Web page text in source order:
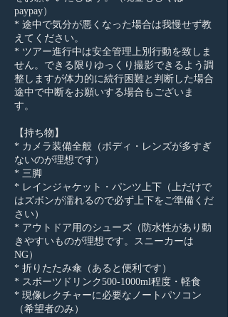
paypay）
* 途中で気分が悪くなった場合は我慢せず教
えてください。
* ツアー進行中は安全管理上別行動を致しま
せん。できる限りゆっくり撮影できるよう調
整しますが体力的に続行困難と判断した場合
途中で中断をお願いする場合もございま
す。
【持ち物】
* カメラ装備全般（ボディ・レンズが多すぎ
ないのが理想です）
* 三脚
* レインジャケット・パンツ上下（上だけで
はズボンが濡れるので必ず上下をご準備くだ
さい）
* アウトドア用のシューズ（防水性があり動
きやすいものが理想です。スニーカーは
NG）
* 折りたたみ傘（あると便利です）
* スポーツドリンク500-1000ml程度・軽食
* 現像レクチャーに必要なノートパソコン
（希望者のみ）